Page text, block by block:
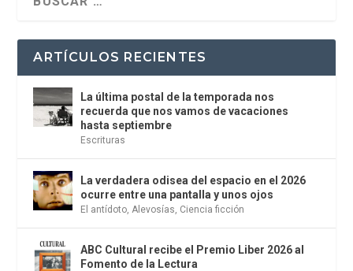
ARTÍCULOS RECIENTES
La última postal de la temporada nos
recuerda que nos vamos de vacaciones
hasta septiembre
Escrituras
La verdadera odisea del espacio en el 2026
ocurre entre una pantalla y unos ojos
El antídoto Alevosías Ciencia ficción
ABC Cultural recibe el Premio Liber 2026 al
Fomento de la Lectura